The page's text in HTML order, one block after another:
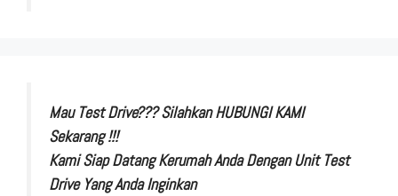
Mau Test Drive??? Silahkan HUBUNGI KAMI
Sekarang !!!
Kami Siap Datang Kerumah Anda Dengan Unit Test
Drive Yang Anda Inginkan